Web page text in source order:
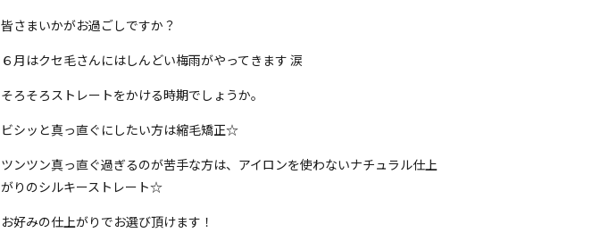
皆さまいかがお過ごしですか？
６月はクセ毛さんにはしんどい梅雨がやってきます 涙
そろそろストレートをかける時期でしょうか。
ビシッと真っ直ぐにしたい方は縮毛矯正☆
ツンツン真っ直ぐ過ぎるのが苦手な方は、アイロンを使わないナチュラル仕上
がりのシルキーストレート☆
お好みの仕上がりでお選び頂けます！